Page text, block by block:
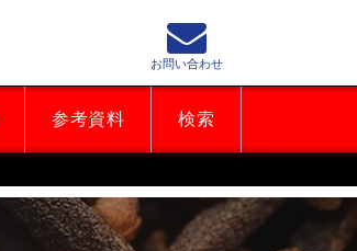
参考資料 検索
お問い合わせ